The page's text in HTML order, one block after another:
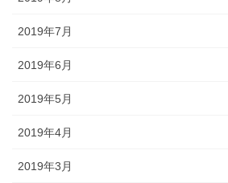
2019年7月
2019年6月
2019年5月
2019年4月
2019年3月